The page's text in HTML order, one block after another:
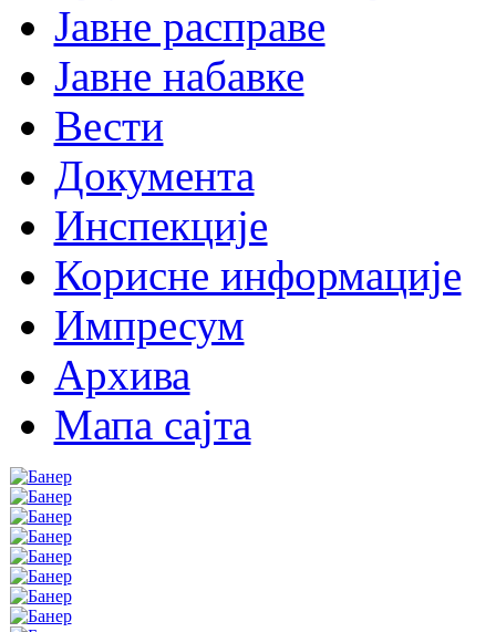
Јавне расправе
Јавне набавке
Вести
Документа
Инспекције
Корисне информације
Импресум
Архива
Мапа сајта